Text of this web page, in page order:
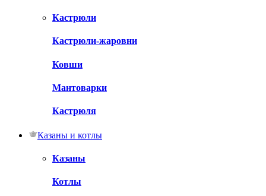
Кастрюли
Кастрюли-жаровни
Ковши
Мантоварки
Кастрюля
Казаны и котлы
Казаны
Котлы